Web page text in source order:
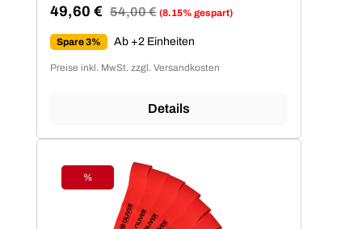
Verkaufspreis:
49,60 € Regulärer Preis:
54,00 € (8.15% gespart)
Spare 3% Ab +2 Einheiten
Preise inkl. MwSt. zzgl. Versandkosten
Details
Rabatt
%